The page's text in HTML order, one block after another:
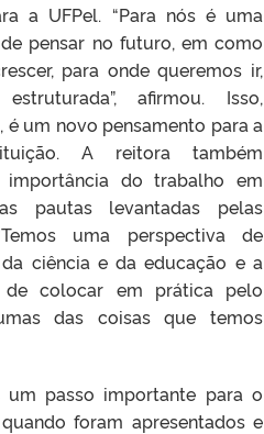
a UFPel. “Para nós é uma
pensar no futuro, em como
para onde queremos ir,
afirmou. Isso,
é um novo pensamento para a
A reitora também
importância do trabalho em
pautas levantadas pelas
uma perspectiva de
ciência e da educação e a
de colocar em prática pelo
das coisas que temos
um passo importante para o
foram apresentados e